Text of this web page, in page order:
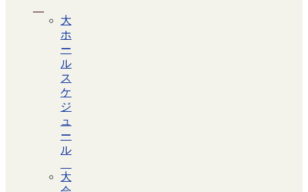
大
ホ
ー
ル
ス
ケ
ジ
ュ
ー
ル
大